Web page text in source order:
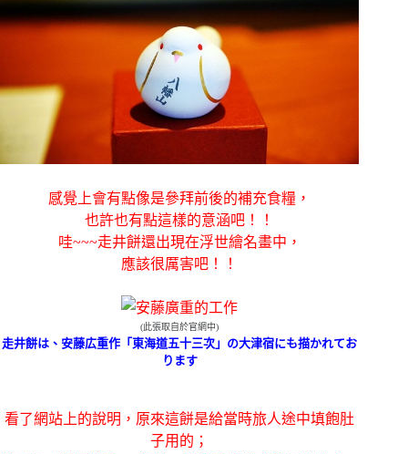
感覺上會有點像是參拜前後的補充食糧，
也許也有點這樣的意涵吧！！
哇~~~走井餅還出現在浮世繪名畫中，
應該很厲害吧！！
(此張取自於官網中)
走井餅は、安藤広重作「東海道五十三次」の大津宿にも描かれてお
ります
看了網站上的說明，原來這餅是給當時旅人途中填飽肚
子用的；